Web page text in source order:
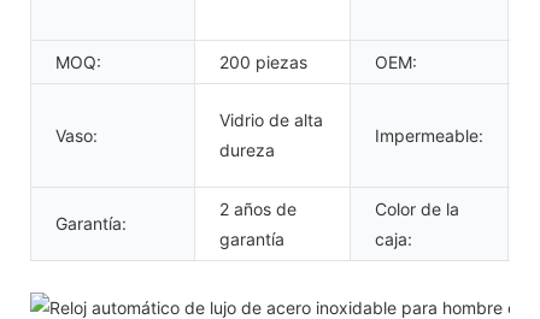
MOQ: 200 piezas OEM:
Vaso:
Vidrio de alta
dureza
Impermeable:
Garantía:
2 años de
garantía
Color de la
caja: